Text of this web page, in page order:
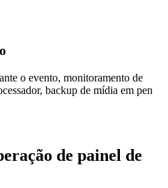
o evento, monitoramento de
backup de mídia em pen
de painel de